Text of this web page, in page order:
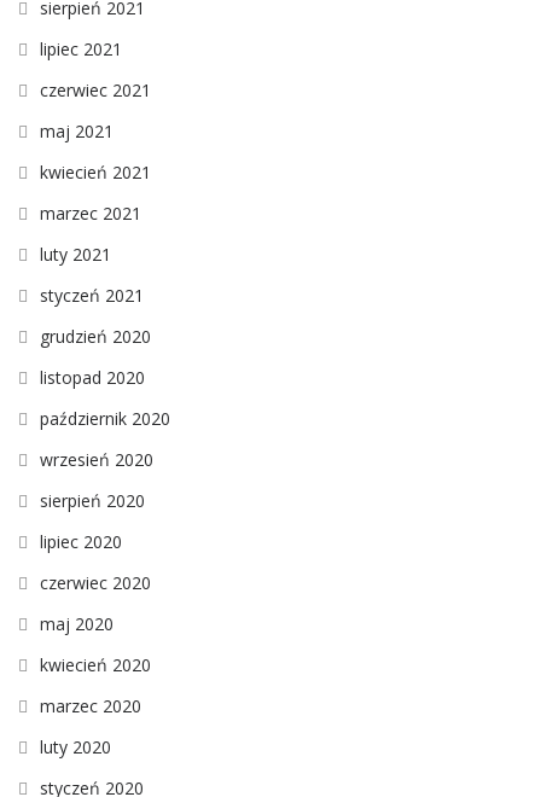
sierpień 2021
lipiec 2021
czerwiec 2021
maj 2021
kwiecień 2021
marzec 2021
luty 2021
styczeń 2021
grudzień 2020
listopad 2020
październik 2020
wrzesień 2020
sierpień 2020
lipiec 2020
czerwiec 2020
maj 2020
kwiecień 2020
marzec 2020
luty 2020
styczeń 2020